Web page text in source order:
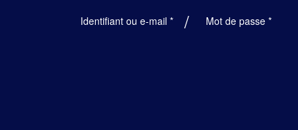
Identifiant ou e-mail *ObligatoireMot de passe *